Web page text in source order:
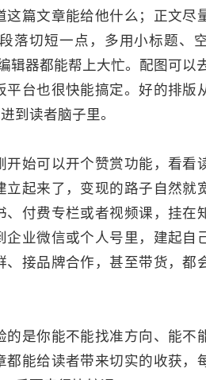
篇文章能给他什么；正文尽
落切短一点，多用小标题、
辑器都能帮上大忙。配图可以
台也很快能搞定。好的排版
到读者脑子里。
始可以开个赞赏功能，看看
起来了，变现的路子自然就
付费专栏或者视频课，挂在
业微信或个人号里，建起自
接品牌合作，甚至带货，都
是你能不能找准方向、能不
能给读者带来切实的收获，